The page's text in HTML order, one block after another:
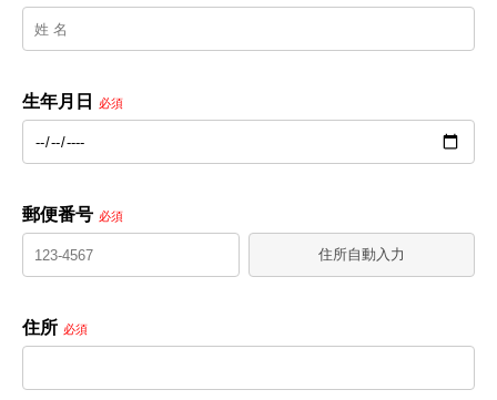
生年月日 必須
郵便番号 必須
住所自動入力
住所 必須